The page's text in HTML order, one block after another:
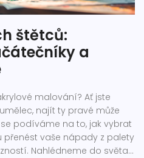
štětců:
a
malování? Ať jste
najít ty pravé může
podíváme na to, jak vybrat
vaše nápady z palety
Nahlédneme do světa